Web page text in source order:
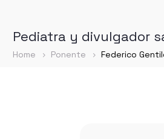
Pediatra y divulgador
Home Ponente Federico